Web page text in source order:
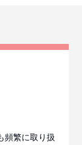
頻繁に取り扱